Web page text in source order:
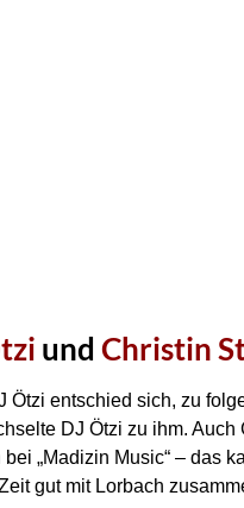
und Christin
Ötzi entschied sich, zu
DJ Ötzi zu ihm.
bei „Madizin Music“ – das
gut mit Lorbach